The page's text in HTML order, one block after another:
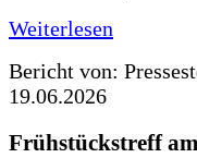
Weiterlesen
Bericht von:
19.06.2026
Frühstückstreff